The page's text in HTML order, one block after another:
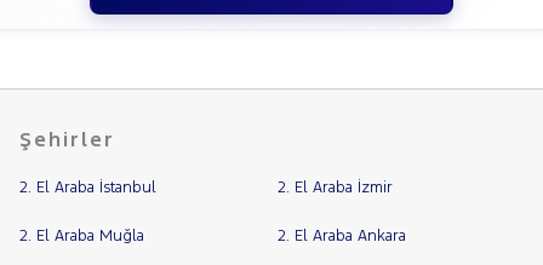
Şehirler
2. El Araba İstanbul 2. El Araba İzmir
2. El Araba Muğla 2. El Araba Ankara